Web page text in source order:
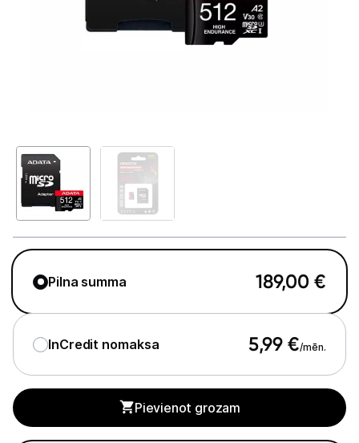
GAMING pasaule >
Portatīvie datori un piederumi
Spēļu konsoles un piederumi
Datu nesēji
Ārējie cietie diski
Atmiņas kartes
Atmiņas karšu lasītāji
Drukas iekārtas
Pilna summa 189,00 €
InCredit nomaksa 5,99 €/mēn.
Pievienot grozam